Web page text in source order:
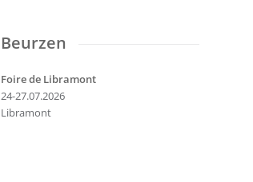
Beurzen
Foire de Libramont
24-27.07.2026
Libramont